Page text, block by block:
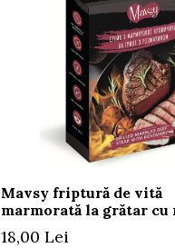
Mavsy friptură de vită
marmorată la grătar
18,00 Lei